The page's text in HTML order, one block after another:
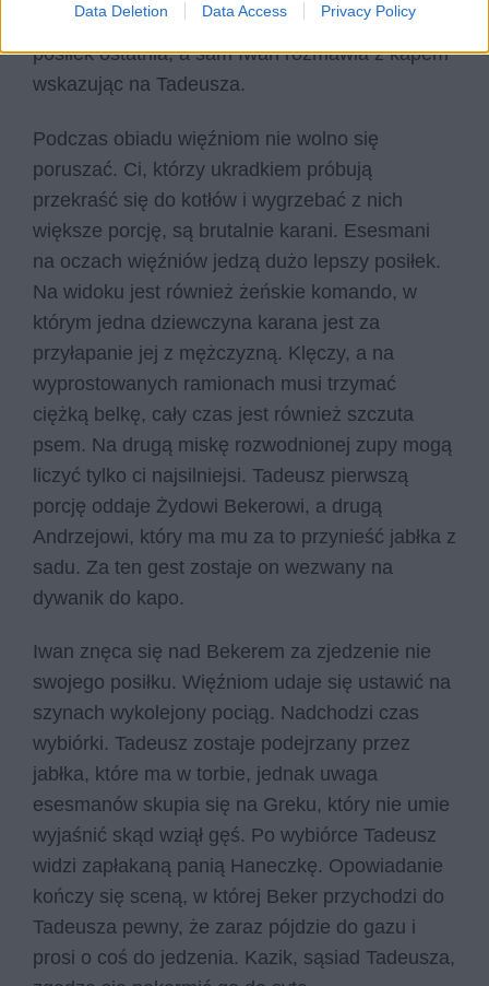
Data Deletion Data Access Privacy Policy
się pora obiadu, grupa Iwana przybywa na
posiłek ostatnia, a sam Iwan rozmawia z kapem
wskazując na Tadeusza.
Podczas obiadu więźniom nie wolno się
poruszać. Ci, którzy ukradkiem próbują
przekraść się do kotłów i wygrzebać z nich
większe porcję, są brutalnie karani. Esesmani
na oczach więźniów jedzą dużo lepszy posiłek.
Na widoku jest również żeńskie komando, w
którym jedna dziewczyna karana jest za
przyłapanie jej z mężczyzną. Klęczy, a na
wyprostowanych ramionach musi trzymać
ciężką belkę, cały czas jest również szczuta
psem. Na drugą miskę rozwodnionej zupy mogą
liczyć tylko ci najsilniejsi. Tadeusz pierwszą
porcję oddaje Żydowi Bekerowi, a drugą
Andrzejowi, który ma mu za to przynieść jabłka z
sadu. Za ten gest zostaje on wezwany na
dywanik do kapo.
Iwan znęca się nad Bekerem za zjedzenie nie
swojego posiłku. Więźniom udaje się ustawić na
szynach wykolejony pociąg. Nadchodzi czas
wybiórki. Tadeusz zostaje podejrzany przez
jabłka, które ma w torbie, jednak uwaga
esesmanów skupia się na Greku, który nie umie
wyjaśnić skąd wziął gęś. Po wybiórce Tadeusz
widzi zapłakaną panią Haneczkę. Opowiadanie
kończy się sceną, w której Beker przychodzi do
Tadeusza pewny, że zaraz pójdzie do gazu i
prosi o coś do jedzenia. Kazik, sąsiad Tadeusza,